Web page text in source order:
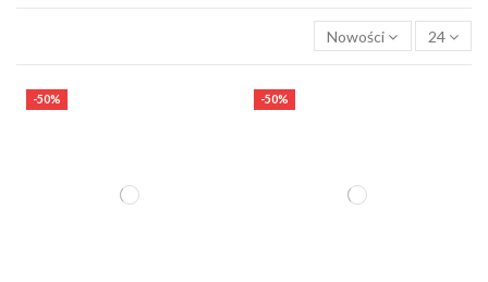
Nowości 24
KOLOR
-50% -50%